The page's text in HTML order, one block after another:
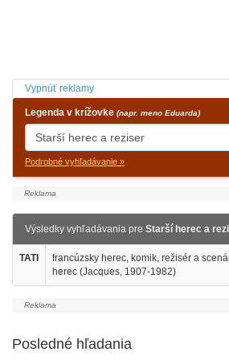
Vypnúť reklamy
Legenda v krížovke (napr. meno Eduarda)
Podrobné vyhľadávanie »
Výsledky vyhľadávania pre Starší herec a
TATI
francúzsky herec, komik, režisér a
herec (Jacques, 1907-1982)
Posledné hľadania